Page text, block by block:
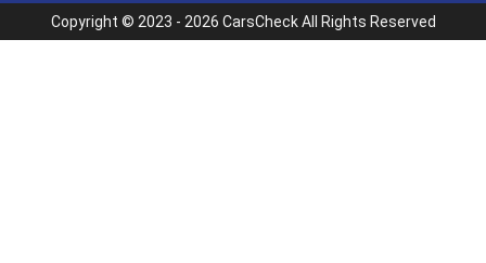
Copyright © 2023 - 2026 CarsCheck All Rights Reserved